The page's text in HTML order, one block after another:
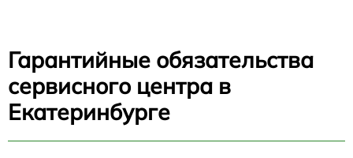
Гарантийные обязательства
сервисного центра в
Екатеринбурге